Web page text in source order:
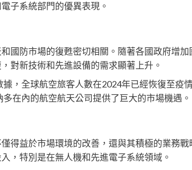
子系統部門的優異表現。
國防市場的復甦密切相關。隨著各國政府增加
對新技術和先進設備的需求顯著上升。
，全球航空旅客人數在2024年已經恢復至疫
在內的航空航天公司提供了巨大的市場機遇。
得益於市場環境的改善，還與其積極的業務
，特別是在無人機和先進電子系統領域。